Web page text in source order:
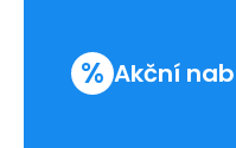
% Akční